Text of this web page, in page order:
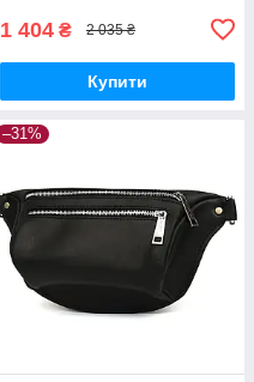
1 404 ₴ 2 035 ₴
Купити
–31%